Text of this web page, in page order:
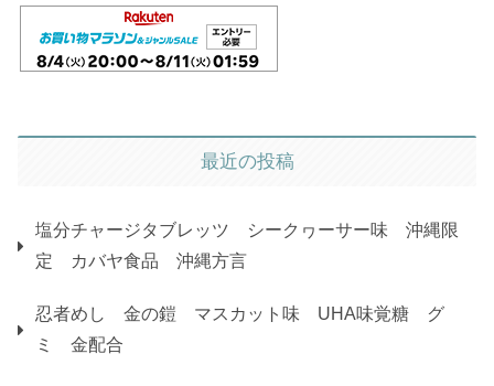
最近の投稿
塩分チャージタブレッツ シークヮーサー味 沖縄限
定 カバヤ食品 沖縄方言
忍者めし 金の鎧 マスカット味 UHA味覚糖 グ
ミ 金配合